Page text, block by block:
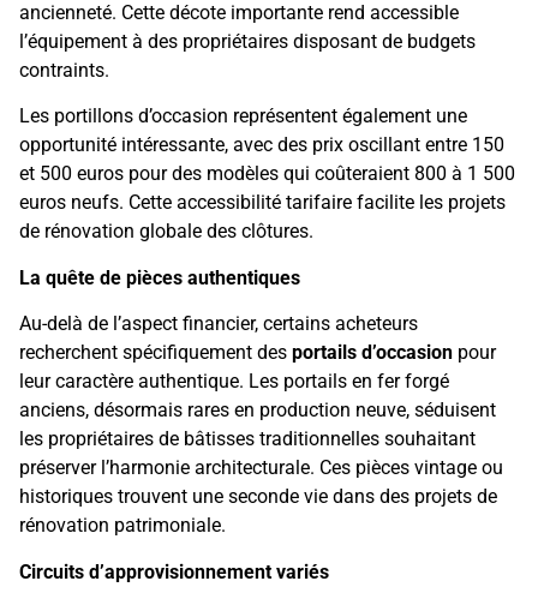
ancienneté. Cette décote importante rend accessible
l’équipement à des propriétaires disposant de budgets
contraints.
Les portillons d’occasion représentent également une
opportunité intéressante, avec des prix oscillant entre 150
et 500 euros pour des modèles qui coûteraient 800 à 1 500
euros neufs. Cette accessibilité tarifaire facilite les projets
de rénovation globale des clôtures.
La quête de pièces authentiques
Au-delà de l’aspect financier, certains acheteurs
recherchent spécifiquement des portails d’occasion pour
leur caractère authentique. Les portails en fer forgé
anciens, désormais rares en production neuve, séduisent
les propriétaires de bâtisses traditionnelles souhaitant
préserver l’harmonie architecturale. Ces pièces vintage ou
historiques trouvent une seconde vie dans des projets de
rénovation patrimoniale.
Circuits d’approvisionnement variés